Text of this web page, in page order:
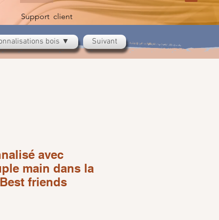
bois ▼ Suivant
Support client
avec
main dans la
friends